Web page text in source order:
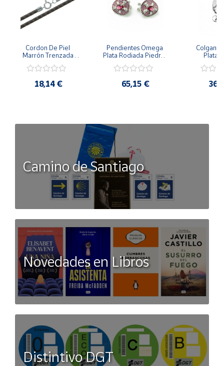
Cordon De Piel
Marrón Trenzada
Plata De 45Cm
18,14 €
Pendientes Omega
Plata Rodiada Piedras
65,15 €
Plata
Camino de Santiago
Novedades en Libros
Distintivo DGT